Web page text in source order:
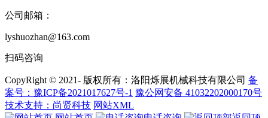
公司邮箱：
lyshuozhan@163.com
扫码咨询
CopyRight © 2021- 版权所有：洛阳烁展机械科技有限公司 备
案号：豫ICP备2021017627号-1 豫公网安备 41032202000170号
技术支持：尚贤科技 网站XML